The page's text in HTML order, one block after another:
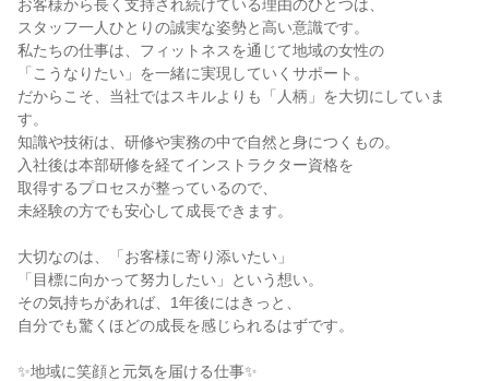
お客様から長く支持され続けている理由のひとつは、
スタッフ一人ひとりの誠実な姿勢と高い意識です。
私たちの仕事は、フィットネスを通じて地域の女性の
「こうなりたい」を一緒に実現していくサポート。
だからこそ、当社ではスキルよりも「人柄」を大切にしていま
す。
知識や技術は、研修や実務の中で自然と身につくもの。
入社後は本部研修を経てインストラクター資格を
取得するプロセスが整っているので、
未経験の方でも安心して成長できます。
大切なのは、「お客様に寄り添いたい」
「目標に向かって努力したい」という想い。
その気持ちがあれば、1年後にはきっと、
自分でも驚くほどの成長を感じられるはずです。
✨地域に笑顔と元気を届ける仕事✨